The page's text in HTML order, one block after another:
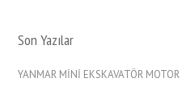
Son Yazılar
YANMAR MİNİ EKSKAVATÖR MOTOR